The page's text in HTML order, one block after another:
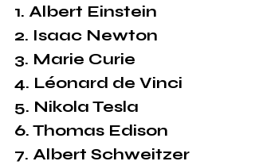
1. Albert Einstein
2. Isaac Newton
3. Marie Curie
4. Léonard de Vinci
5. Nikola Tesla
6. Thomas Edison
7. Albert Schweitzer